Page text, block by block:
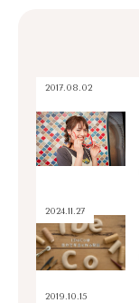
2017.08.02
2024.11.27
2019.10.15